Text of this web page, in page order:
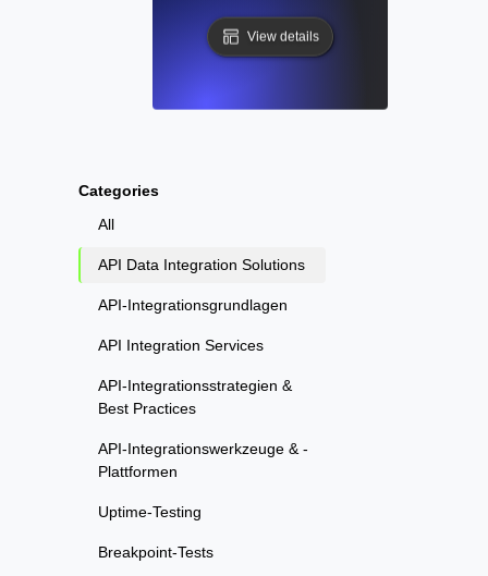
Categories
All
API Data Integration Solutions
API-Integrationsgrundlagen
API Integration Services
API-Integrationsstrategien &
Best Practices
API-Integrationswerkzeuge & -
Plattformen
Uptime-Testing
Breakpoint-Tests
View details